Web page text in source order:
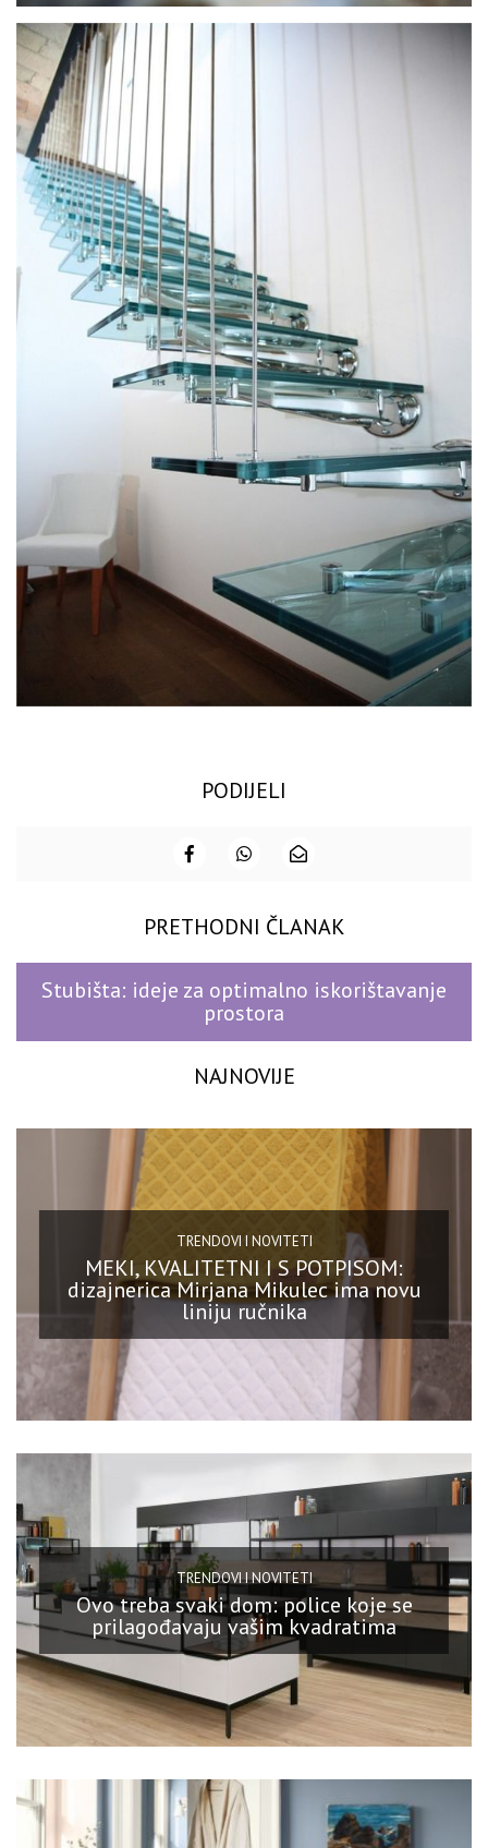
PODIJELI
PRETHODNI ČLANAK
Stubišta: ideje za optimalno iskorištavanje
prostora
NAJNOVIJE
TRENDOVI I NOVITETI
MEKI, KVALITETNI I S POTPISOM:
dizajnerica Mirjana Mikulec ima novu
liniju ručnika
TRENDOVI I NOVITETI
Ovo treba svaki dom: police koje se
prilagođavaju vašim kvadratima